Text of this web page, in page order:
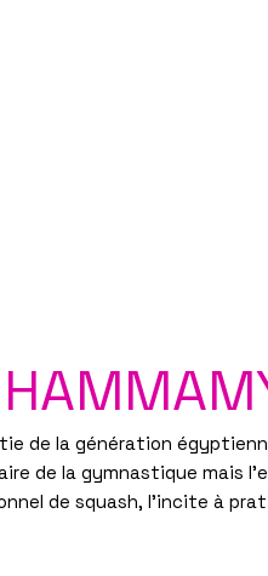
de la génération
de la gymnastique mais
de squash, l'incite à